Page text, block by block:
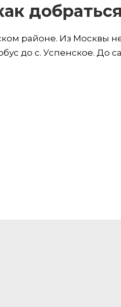
добраться
районе. Из Москвы
до с. Успенское. До